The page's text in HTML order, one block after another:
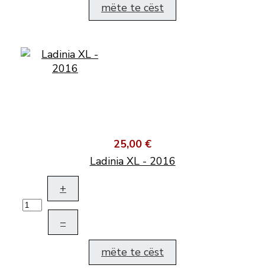
mëte te cëst
25,00 €
Ladinia XL - 2016
+
–
mëte te cëst